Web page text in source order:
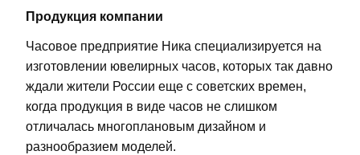
Продукция компании
Часовое предприятие Ника специализируется на
изготовлении ювелирных часов, которых так давно
ждали жители России еще с советских времен,
когда продукция в виде часов не слишком
отличалась многоплановым дизайном и
разнообразием моделей.